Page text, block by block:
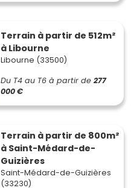
Terrain à partir de 512m²
à Libourne
Libourne (33500)
Du T4 au T6 à partir de 277
000 €
Terrain à partir de 800m²
à Saint-Médard-de-
Guizières
Saint-Médard-de-Guizières
(33230)